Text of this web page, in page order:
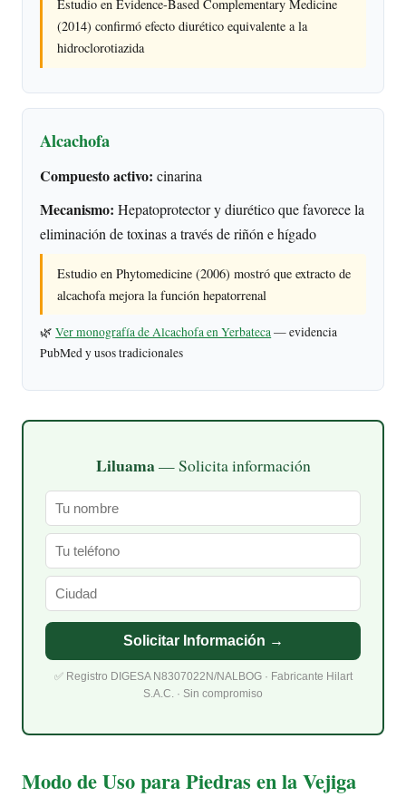
Estudio en Evidence-Based Complementary Medicine
(2014) confirmó efecto diurético equivalente a la
hidroclorotiazida
Alcachofa
Compuesto activo: cinarina
Mecanismo: Hepatoprotector y diurético que favorece la
eliminación de toxinas a través de riñón e hígado
Estudio en Phytomedicine (2006) mostró que extracto de
alcachofa mejora la función hepatorrenal
🌿Ver monografía de Alcachofa en Yerbateca— evidencia
PubMed y usos tradicionales
Liluama— Solicita información
Solicitar Información →
✅ Registro DIGESA N8307022N/NALBOG · Fabricante Hilart
S.A.C. · Sin compromiso
Modo de Uso para Piedras en la Vejiga